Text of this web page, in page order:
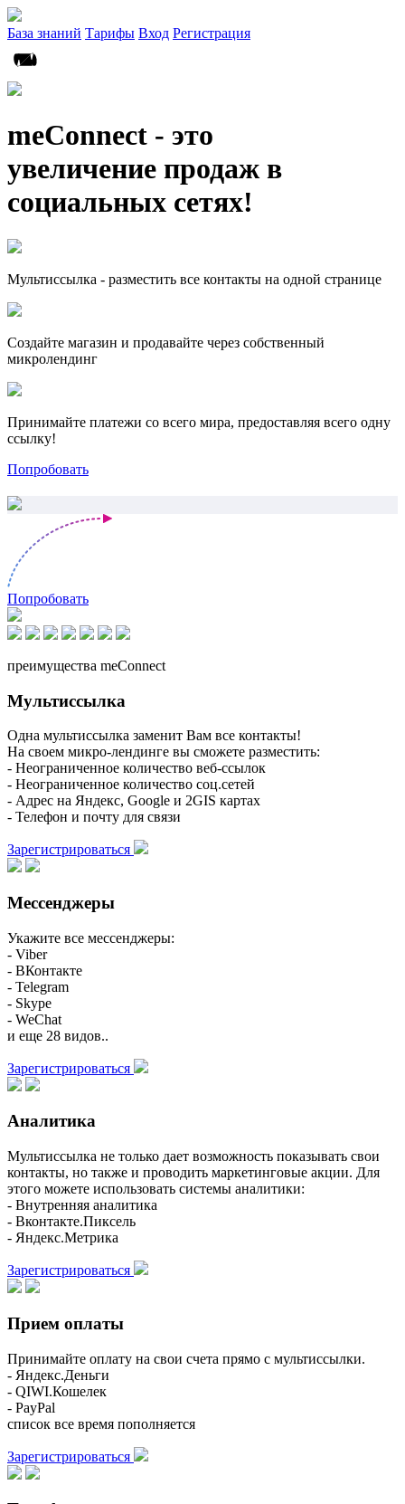
База знаний Тарифы Вход Регистрация
meConnect - это
увеличение продаж в
социальных сетях!
Мультиссылка - разместить все контакты на одной странице
Создайте магазин и продавайте через собственный
микролендинг
Принимайте платежи со всего мира, предоставляя всего одну
ссылку!
Попробовать
Попробовать
преимущества meConnect
Мультиссылка
Одна мультиссылка заменит Вам все контакты!
На своем микро-лендинге вы сможете разместить:
- Неограниченное количество веб-ссылок
- Неограниченное количество соц.сетей
- Адрес на Яндекс, Google и 2GIS картах
- Телефон и почту для связи
Зарегистрироваться
Мессенджеры
Укажите все мессенджеры:
- Viber
- ВКонтакте
- Telegram
- Skype
- WeChat
и еще 28 видов..
Зарегистрироваться
Аналитика
Мультиссылка не только дает возможность показывать свои
контакты, но также и проводить маркетинговые акции. Для
этого можете использовать системы аналитики:
- Внутренняя аналитика
- Вконтакте.Пиксель
- Яндекс.Метрика
Зарегистрироваться
Прием оплаты
Принимайте оплату на свои счета прямо с мультиссылки.
- Яндекс.Деньги
- QIWI.Кошелек
- PayPal
список все время пополняется
Зарегистрироваться